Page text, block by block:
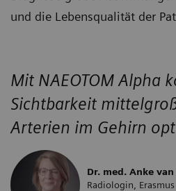
und die Lebensqualität der
Mit NAEOTOM Alpha
Sichtbarkeit
Arterien im Gehirn
Dr. med. Anke
Radiologin,